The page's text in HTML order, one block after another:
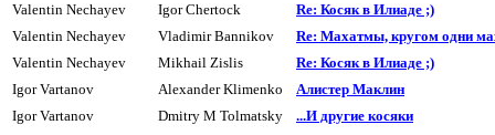
Valentin Nechayev
Igor Chertock
Re: Косяк в Илиаде ;)
Valentin Nechayev
Vladimir Bannikov
Re: Махатмы, кpyгом одни
Valentin Nechayev
Mikhail Zislis
Re: Косяк в Илиаде ;)
Igor Vartanov
Alexander Klimenko
Алистер Маклин
Igor Vartanov
Dmitry M Tolmatsky
...И другие косяки